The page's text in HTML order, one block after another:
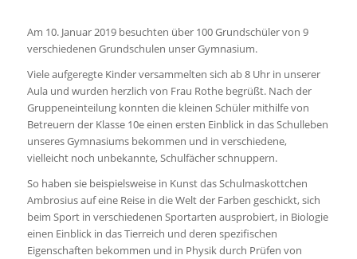
Am 10. Januar 2019 besuchten über 100 Grundschüler von 9
verschiedenen Grundschulen unser Gymnasium.
Viele aufgeregte Kinder versammelten sich ab 8 Uhr in unserer
Aula und wurden herzlich von Frau Rothe begrüßt. Nach der
Gruppeneinteilung konnten die kleinen Schüler mithilfe von
Betreuern der Klasse 10e einen ersten Einblick in das Schulleben
unseres Gymnasiums bekommen und in verschiedene,
vielleicht noch unbekannte, Schulfächer schnuppern.
So haben sie beispielsweise in Kunst das Schulmaskottchen
Ambrosius auf eine Reise in die Welt der Farben geschickt, sich
beim Sport in verschiedenen Sportarten ausprobiert, in Biologie
einen Einblick in das Tierreich und deren spezifischen
Eigenschaften bekommen und in Physik durch Prüfen von